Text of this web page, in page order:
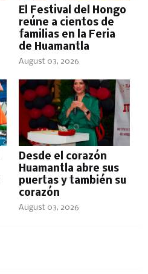
El Festival del Hongo
reúne a cientos de
familias en la Feria
de Huamantla
August 03, 2026
Desde el corazón
Huamantla abre sus
puertas y también su
corazón
August 03, 2026